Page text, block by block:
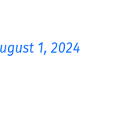
1, 2024